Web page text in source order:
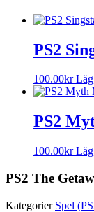
PS2
100.00kr
PS2
100.00kr
PS2 The
Kategorier Spel